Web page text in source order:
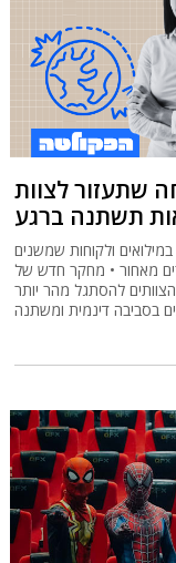
שתעזור לצוות
תשתנה ברגע
ולקוחות שמשנים
מאחור • מחקר חדש של
להסתגל מהר יותר
בסביבה דינמית ומשתנה